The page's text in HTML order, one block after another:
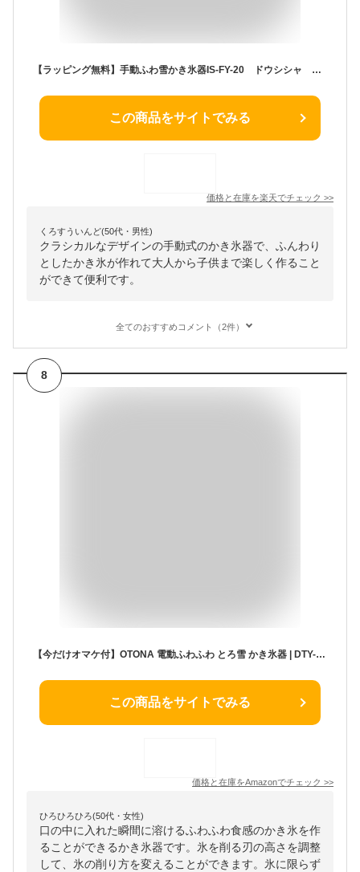
【ラッピング無料】手動ふわ雪かき氷器IS-FY-20 ドウシシャ かき氷機 ふわふわ【送料無料】
この商品をサイトでみる
価格と在庫を楽天でチェック >>
くろすういんど(50代・男性)
クラシカルなデザインの手動式のかき氷器で、ふんわり
としたかき氷が作れて大人から子供まで楽しく作ること
ができて便利です。
全てのおすすめコメント（2件）
8
【今だけオマケ付】OTONA 電動ふわふわ とろ雪 かき氷器 | DTY-B2BK + 製氷カップ HS-19M ×2袋(8個) ドウシシャ
この商品をサイトでみる
価格と在庫をAmazonでチェック >>
ひろひろひろ(50代・女性)
口の中に入れた瞬間に溶けるふわふわ食感のかき氷を作
ることができるかき氷器です。氷を削る刃の高さを調整
して、氷の削り方を変えることができます。氷に限らず